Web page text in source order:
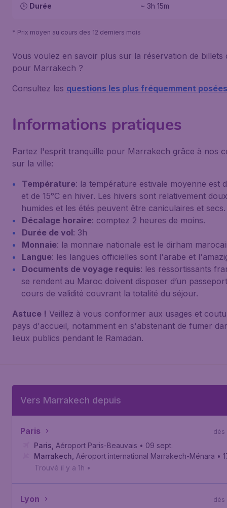
🕒 Durée ~ 3h 15m
* Prix moyen au cours des 12 derniers mois
Vous voulez en savoir plus sur la réservation de billets
pour Marrakech ?
Consultez les questions les plus fréquemment posées
Informations pratiques
Partez l'esprit tranquille pour Marrakech grâce à nos
sur la ville:
Température: la température estivale moyenne est
et de 15°C en hiver. Les hivers sont relativement
humides et les étés peuvent être caniculaires et secs.
Décalage horaire: comptez 2 heures de moins.
Durée de vol: 3h
Monnaie: la monnaie nationale est le dirham
Langue: les langues officielles sont l'arabe et
Documents de voyage requis: les ressortissants
se rendent au Maroc doivent disposer d’un
cours de validité couvrant la totalité du séjour.
Astuce ! Veillez à vous conformer aux usages et
pays d'accueil, notamment en s'abstenant de fumer
lieux publics pendant le Ramadan.
Vers Marrakech depuis
Paris dès
Paris Aéroport Paris-Beauvais • 09 sept.
Marrakech Aéroport international Marrakech-Ménara •
Trouvé il y a 1h •
Lyon dès